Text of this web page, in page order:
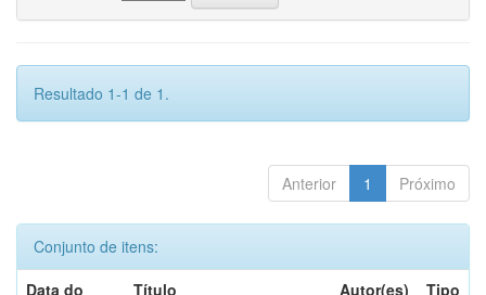
Resultado 1-1 de 1.
Anterior 1 Próximo
Conjunto de itens:
Data do
Título Autor(es) Tipo